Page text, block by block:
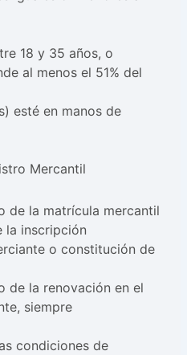
18 y 35 años, o
al menos el 51% del
esté en manos de
Mercantil
de la matrícula mercantil
la inscripción
o constitución de
de la renovación en el
siempre
condiciones de